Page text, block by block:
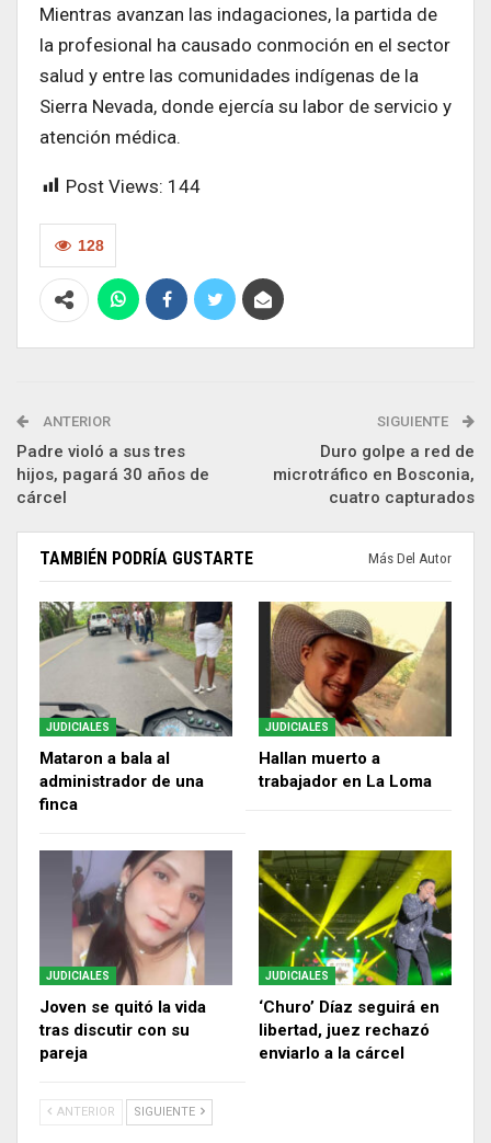
Mientras avanzan las indagaciones, la partida de
la profesional ha causado conmoción en el sector
salud y entre las comunidades indígenas de la
Sierra Nevada, donde ejercía su labor de servicio y
atención médica.
Post Views: 144
128
ANTERIOR
Padre violó a sus tres
hijos, pagará 30 años de
cárcel
SIGUIENTE
Duro golpe a red de
microtráfico en Bosconia,
cuatro capturados
TAMBIÉN PODRÍA GUSTARTE Más Del Autor
JUDICIALES
Mataron a bala al
administrador de una
finca
JUDICIALES
Hallan muerto a
trabajador en La Loma
JUDICIALES
Joven se quitó la vida
tras discutir con su
pareja
JUDICIALES
‘Churo’ Díaz seguirá en
libertad, juez rechazó
enviarlo a la cárcel
ANTERIOR SIGUIENTE